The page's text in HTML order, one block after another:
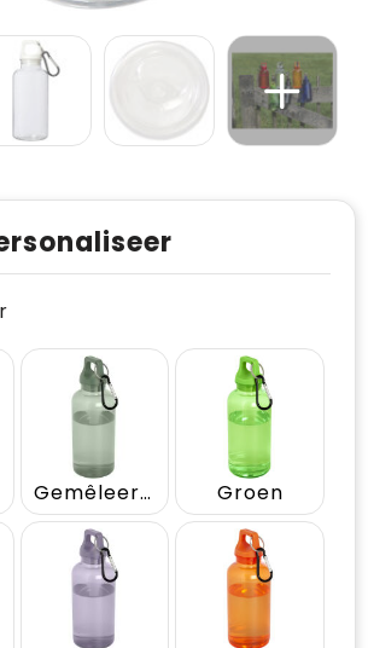
Gemêleerd groen Groen